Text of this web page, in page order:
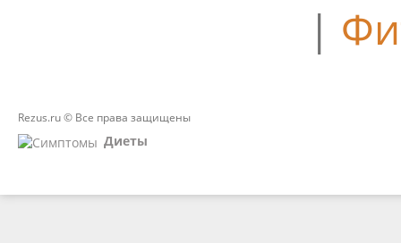
|
Rezus.ru © Все права защищены
Диеты